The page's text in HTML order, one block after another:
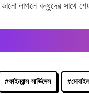
ভালো লাগলে বন্ধুদের সাথে
#ফাইন্যান্স সার্ভিসেস #